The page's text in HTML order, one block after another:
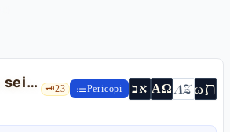
Isaia 64 — «Tu sei nostro Padre, noi l'argilla» 🗝️23 Pericopi אב ΑΩ AZωת